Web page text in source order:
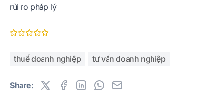
rủi ro pháp lý
thuế doanh nghiệp tư vấn doanh nghiệp
Share: